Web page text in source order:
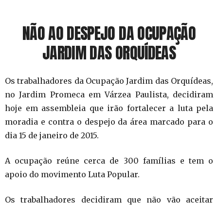
NÃO AO DESPEJO DA OCUPAÇÃO
JARDIM DAS ORQUÍDEAS
Os trabalhadores da Ocupação Jardim das Orquídeas,
no Jardim Promeca em Várzea Paulista, decidiram
hoje em assembleia que irão fortalecer a luta pela
moradia e contra o despejo da área marcado para o
dia 15 de janeiro de 2015.
A ocupação reúne cerca de 300 famílias e tem o
apoio do movimento Luta Popular.
Os trabalhadores decidiram que não vão aceitar